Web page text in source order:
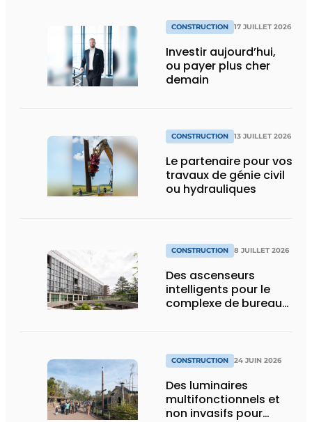
CONSTRUCTION 17 JUILLET 2026
Investir aujourd’hui,
ou payer plus cher
demain
CONSTRUCTION 13 JUILLET 2026
Le partenaire pour vos
travaux de génie civil
ou hydrauliques
CONSTRUCTION 8 JUILLET 2026
Des ascenseurs
intelligents pour le
complexe de bureaux
CONSTRUCTION 24 JUIN 2026
Des luminaires
multifonctionnels et
non invasifs pour